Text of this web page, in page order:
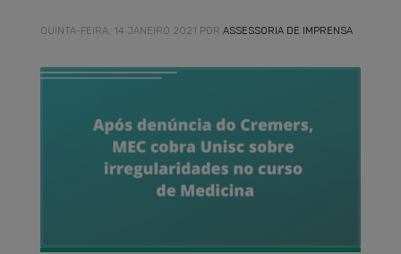
QUINTA-FEIRA, 14 JANEIRO 2021 POR ASSESSORIA DE IMPRENSA